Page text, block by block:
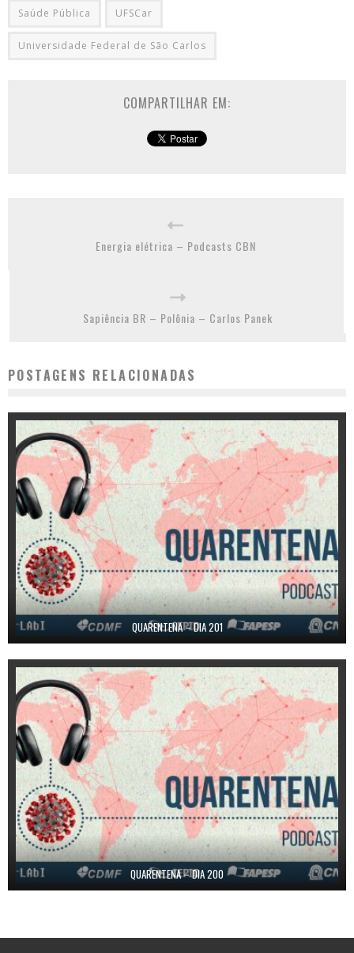
Saúde Pública UFSCar
Universidade Federal de São Carlos
COMPARTILHAR EM:
Energia elétrica – Podcasts CBN
Sapiência BR – Polônia – Carlos Panek
POSTAGENS RELACIONADAS
QUARENTENA – DIA 201
QUARENTENA – DIA 200